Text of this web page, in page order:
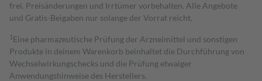
frei. Preisänderungen und Irrtümer vorbehalten. Alle Angebote
und Gratis-Beigaben nur solange der Vorrat reicht.
1 Eine pharmazeutische Prüfung der Arzneimittel und sonstigen
Produkte in deinem Warenkorb beinhaltet die Durchführung von
Wechselwirkungschecks und die Prüfung etwaiger
Anwendungshinweise des Herstellers.